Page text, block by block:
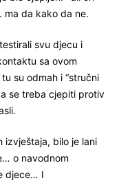
ma da kako da ne.
svu djecu i
sa ovom
su odmah i “stručni
se treba cjepiti protiv
izvještaja, bilo je lani
o navodnom
djece… I